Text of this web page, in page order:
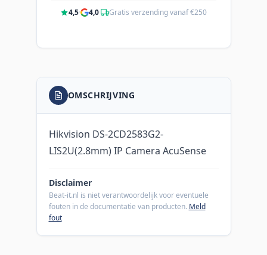
4,5· 4,0· Gratis verzending vanaf €250
OMSCHRIJVING
Hikvision DS-2CD2583G2-
LIS2U(2.8mm) IP Camera AcuSense
Disclaimer
Beat-it.nl is niet verantwoordelijk voor eventuele
fouten in de documentatie van producten. Meld
fout